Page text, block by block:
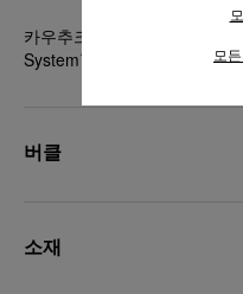
카우추크 화이트, STD, 22/
System™
버클
소재
수집하는 정보"
모든 쿠키의 사용
모